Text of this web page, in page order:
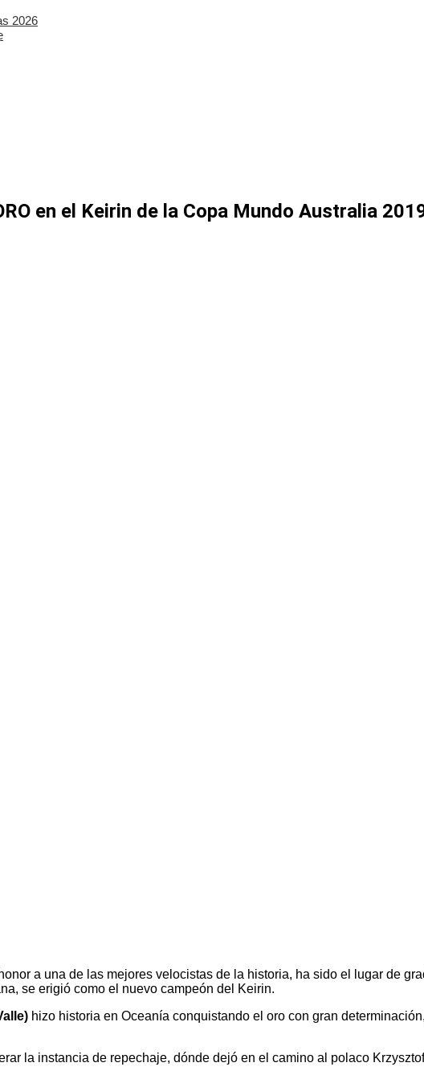
2026
en el Keirin de la Copa Mundo Australia
a una de las mejores velocistas de la historia, ha sido el lugar de
se erigió como el nuevo campeón del Keirin.
hizo historia en Oceanía conquistando el oro con gran
la instancia de repechaje, dónde dejó en el camino al polaco